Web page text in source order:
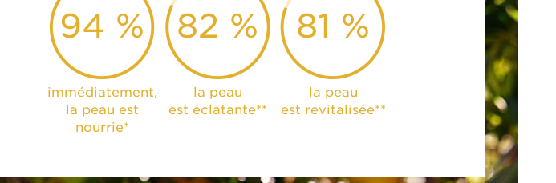
94 %
immédiatement,
la peau est
nourrie*
82 %
la peau
est éclatante**
81 %
la peau
est revitalisée**